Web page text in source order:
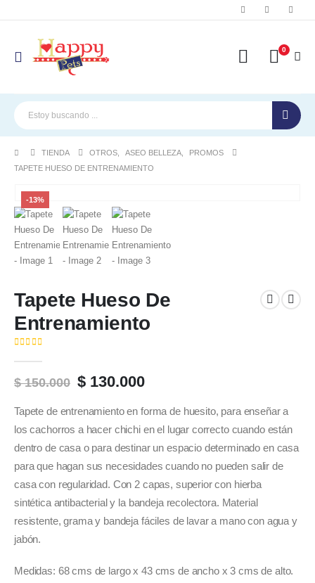
0
TIENDA OTROS ASEO BELLEZA
PROMOS
TAPETE HUESO DE ENTRENAMIENTO
-13%
Tapete Hueso De
Entrenamiento
$150.000 Original
was:
$ 150.000.
$130.000Current
is:
$ 130.000.
Tapete de entrenamiento en forma de huesito, para enseñar a
los cachorros a hacer chichi en el lugar correcto cuando están
dentro de casa o para destinar un espacio determinado en casa
para que hagan sus necesidades cuando no pueden salir de
casa con regularidad. Con 2 capas, superior con hierba
sintética antibacterial y la bandeja recolectora. Material
resistente, grama y bandeja fáciles de lavar a mano con agua y
jabón.
Medidas: 68 cms de largo x 43 cms de ancho x 3 cms de alto.